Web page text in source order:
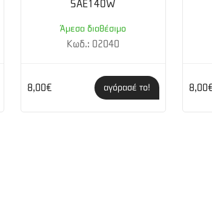
λάδι μίξης Χαμηλά επίπεδα θορύβου Στη
SAE140W
Άμεσα διαθέσιμο
Κωδ.: 02040
8,00€ αγόρασέ το!